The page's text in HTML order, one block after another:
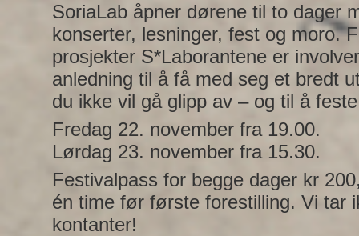
SoriaLab åpner dørene til to dager
konserter, lesninger, fest og moro.
prosjekter S*Laborantene er
anledning til å få med seg et bredt
du ikke vil gå glipp av – og til å
Fredag 22. november fra 19.00.
Lørdag 23. november fra 15.30.
Festivalpass for begge dager kr
én time før første forestilling. Vi tar
kontanter!